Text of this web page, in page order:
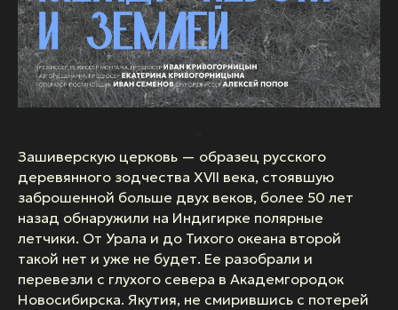
Зашиверскую церковь — образец русского
деревянного зодчества XVII века, стоявшую
заброшенной больше двух веков, более 50 лет
назад обнаружили на Индигирке полярные
летчики. От Урала и до Тихого океана второй
такой нет и уже не будет. Ее разобрали и
перевезли с глухого севера в Академгородок
Новосибирска. Якутия, не смирившись с потерей